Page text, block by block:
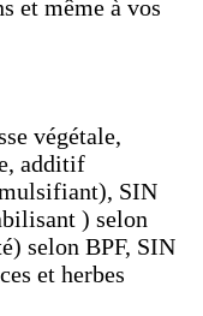
et même à vos
végétale,
additif
SIN
) selon
selon BPF, SIN
et herbes